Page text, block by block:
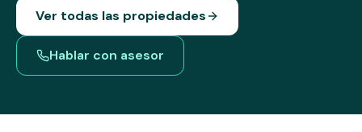
Ver todas las propiedades
Hablar con asesor